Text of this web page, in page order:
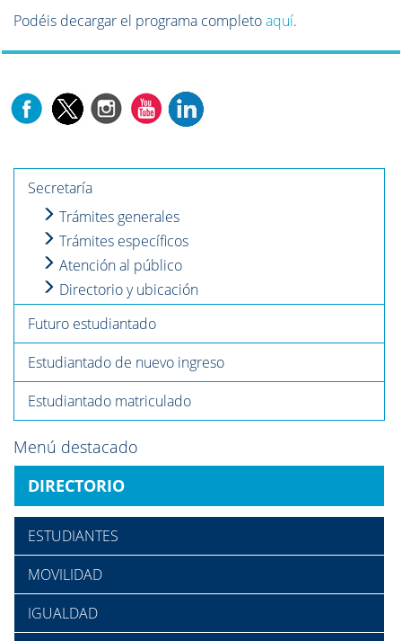
Podéis decargar el programa completoaquí.
Secretaría
Trámites generales
Trámites específicos
Atención al público
Directorio y ubicación
Futuro estudiantado
Estudiantado de nuevo ingreso
Estudiantado matriculado
Menú destacado
DIRECTORIO
ESTUDIANTES
MOVILIDAD
IGUALDAD